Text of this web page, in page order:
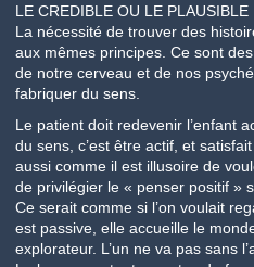
LE CREDIBLE OU LE
La nécessité de trouver des
aux mêmes principes. Ce sont
de notre cerveau et de nos
fabriquer du sens.
Le patient doit redevenir l’enfant
du sens, c’est être actif, et
aussi comme il est illusoire de
de privilégier le « penser positif »
Ce serait comme si l’on voulait
est passive, elle accueille le
explorateur. L’un ne va pas sans